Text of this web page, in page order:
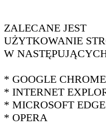
ZALECANE JEST
UŻYTKOWANIE
W
* GOOGLE CHROME
* INTERNET
* MICROSOFT EDGE
* OPERA